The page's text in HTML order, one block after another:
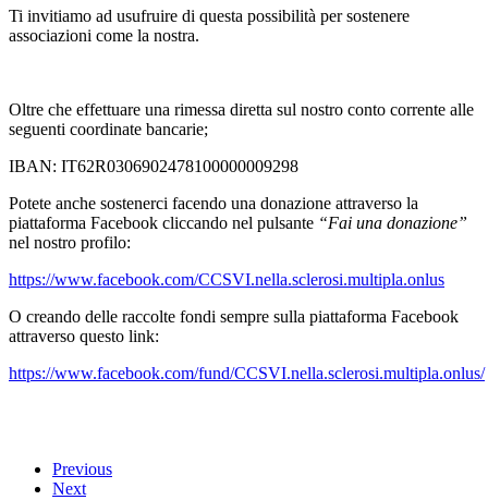
Ti invitiamo ad usufruire di questa possibilità per sostenere
associazioni come la nostra.
Oltre che effettuare una rimessa diretta sul nostro conto corrente alle
seguenti coordinate bancarie;
IBAN: IT62R0306902478100000009298
Potete anche sostenerci facendo una donazione attraverso la
piattaforma Facebook cliccando nel pulsante “Fai una donazione”
nel nostro profilo:
https://www.facebook.com/CCSVI.nella.sclerosi.multipla.onlus
O creando delle raccolte fondi sempre sulla piattaforma Facebook
attraverso questo link:
https://www.facebook.com/fund/CCSVI.nella.sclerosi.multipla.onlus/
Previous
Next